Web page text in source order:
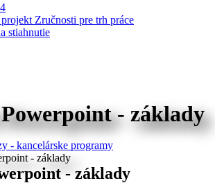
Zručnosti pre trh práce
stiahnutie
- základy
- kancelárske programy
- základy
- základy